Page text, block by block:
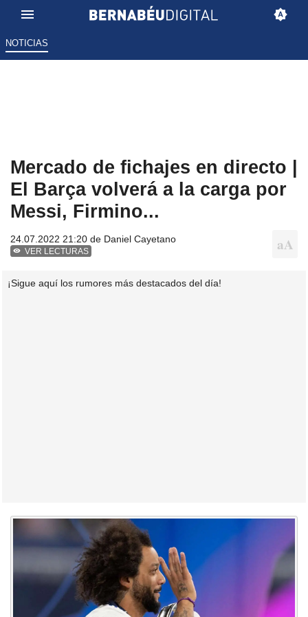
NOTICIAS
Mercado de fichajes en directo |
El Barça volverá a la carga por
Messi, Firmino...
24.07.2022 21:20 de Daniel Cayetano
VER LECTURAS
¡Sigue aquí los rumores más destacados del día!